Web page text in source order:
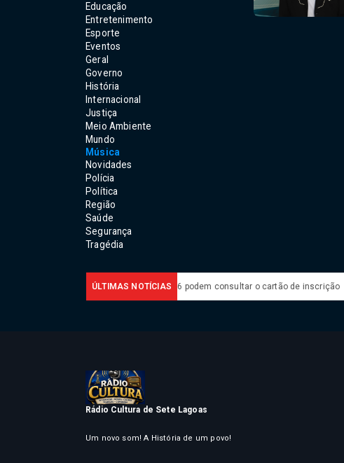
Educação
Entretenimento
Esporte
Eventos
Geral
Governo
História
Internacional
Justiça
Meio Ambiente
Mundo
Música
Novidades
Polícia
Política
Região
Saúde
Segurança
Tragédia
ÚLTIMAS NOTÍCIAS
Candidatos do Encceja 2026 podem consultar o cartão de inscrição
Rádio Cultura de Sete Lagoas
Um novo som! A História de um povo!